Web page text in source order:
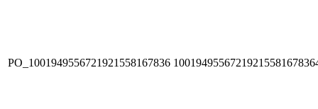
PO_1001949556721921558167836